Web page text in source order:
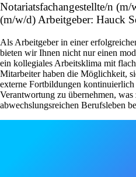
Notariatsfachangestellte/n
(m/w/d) Arbeitgeber: Hauck
Als Arbeitgeber in einer
bieten wir Ihnen nicht nur einen
ein kollegiales Arbeitsklima mit
Mitarbeiter haben die Möglichkeit,
externe Fortbildungen
Verantwortung zu übernehmen,
abwechslungsreichen Berufsleben